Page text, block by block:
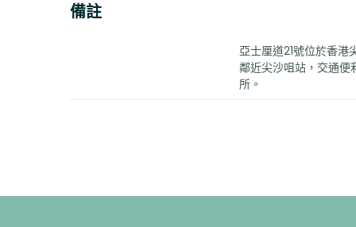
備註
亞士厘道21號位於香
鄰近尖沙咀站，交通便
所。